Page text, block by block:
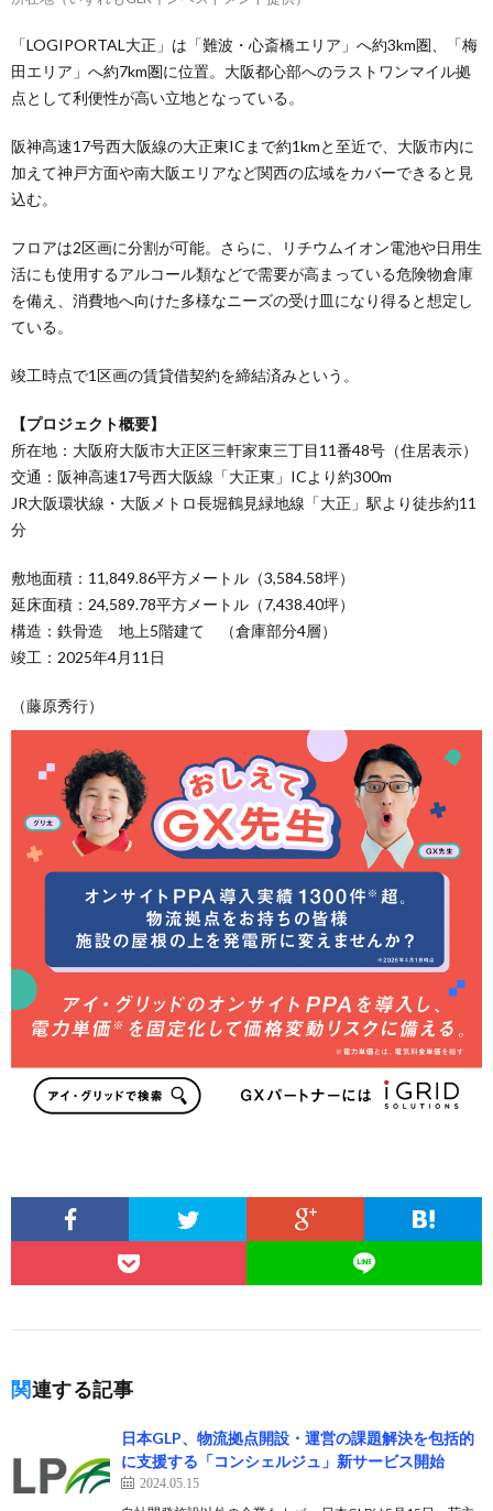
「LOGIPORTAL大正」は「難波・心斎橋エリア」へ約3km圏、「梅
田エリア」へ約7km圏に位置。大阪都心部へのラストワンマイル拠
点として利便性が高い立地となっている。
阪神高速17号西大阪線の大正東ICまで約1kmと至近で、大阪市内に
加えて神戸方面や南大阪エリアなど関西の広域をカバーできると見
込む。
フロアは2区画に分割が可能。さらに、リチウムイオン電池や日用生
活にも使用するアルコール類などで需要が高まっている危険物倉庫
を備え、消費地へ向けた多様なニーズの受け皿になり得ると想定し
ている。
竣工時点で1区画の賃貸借契約を締結済みという。
【プロジェクト概要】
所在地：大阪府大阪市大正区三軒家東三丁目11番48号（住居表示）
交通：阪神高速17号西大阪線「大正東」ICより約300m
JR大阪環状線・大阪メトロ長堀鶴見緑地線「大正」駅より徒歩約11
分
敷地面積：11,849.86平方メートル（3,584.58坪）
延床面積：24,589.78平方メートル（7,438.40坪）
構造：鉄骨造 地上5階建て （倉庫部分4層）
竣工：2025年4月11日
（藤原秀行）
関連する記事
日本GLP、物流拠点開設・運営の課題解決を包括的
に支援する「コンシェルジュ」新サービス開始
2024.05.15